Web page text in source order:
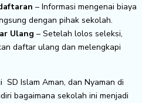
– Informasi mengenai biaya
dengan pihak sekolah.
Ulang – Setelah lolos seleksi,
daftar ulang dan melengkapi
SD Islam Aman, dan Nyaman di
bagaimana sekolah ini menjadi